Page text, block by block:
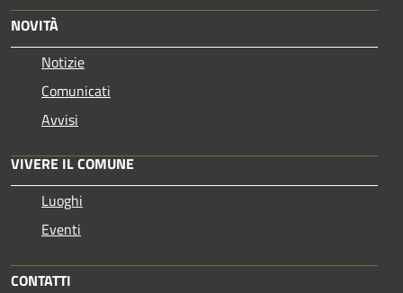
NOVITÀ
Notizie
Comunicati
Avvisi
VIVERE IL COMUNE
Luoghi
Eventi
CONTATTI